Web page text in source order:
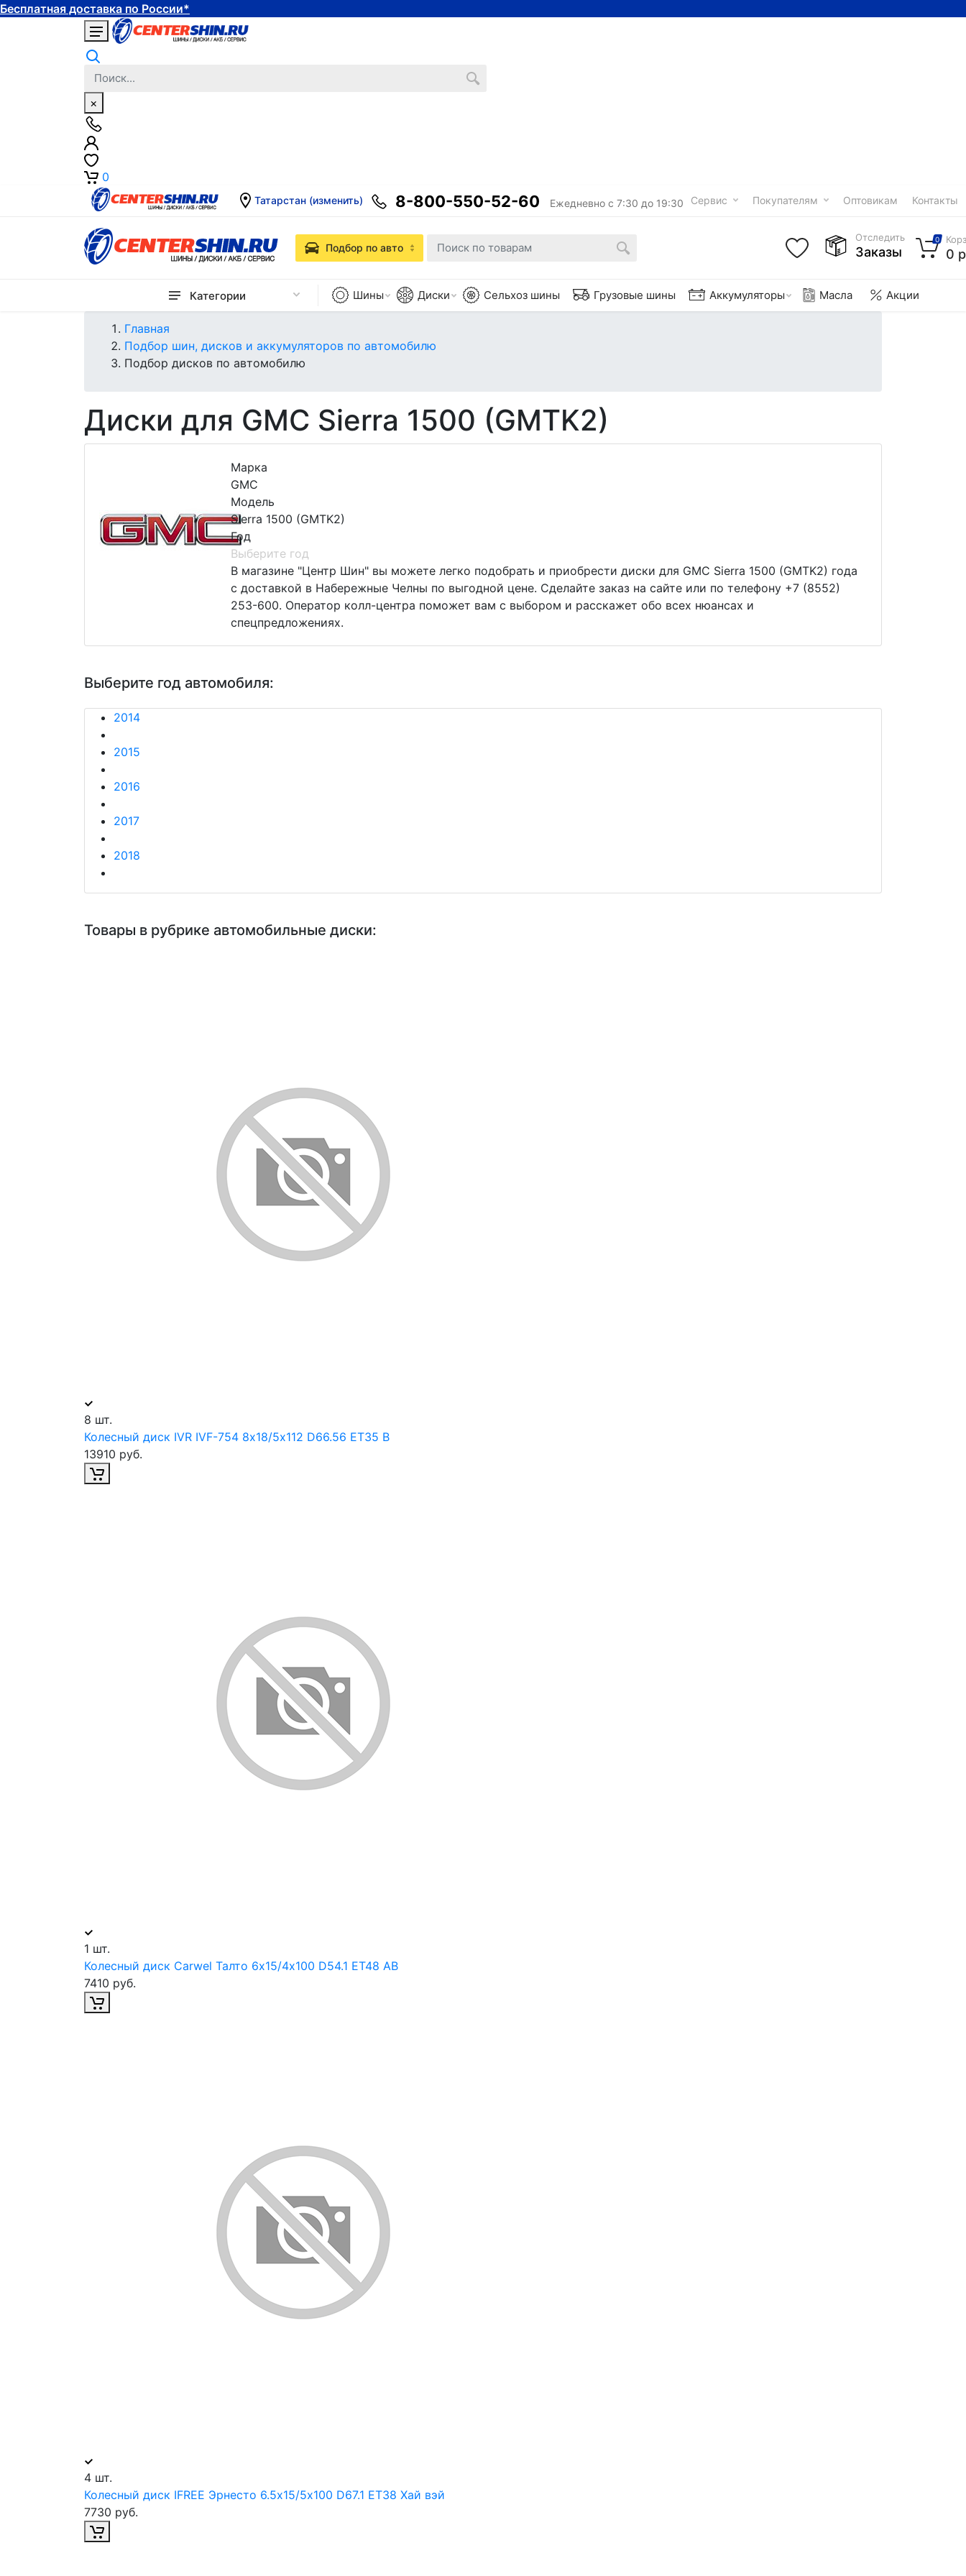
Бесплатная доставка по России*
×
0
Татарстан (изменить) 8-800-550-52-60 Ежедневно с 7:30 до 19:30 Сервис Покупателям Оптовикам Контакты
Категории Шины Диски Сельхоз шины Грузовые шины Аккумуляторы Масла Акции
Подбор по авто
Отследить
Заказы
0
0
Главная
Подбор шин, дисков и аккумуляторов по автомобилю
Подбор дисков по автомобилю
Диски для GMC Sierra 1500 (GMTK2)
Марка
GMC
Модель
Sierra 1500 (GMTK2)
Год
Выберите год
В магазине "Центр Шин" вы можете легко подобрать и приобрести диски для GMC Sierra 1500 (GMTK2) года
с доставкой в Набережные Челны по выгодной цене. Сделайте заказ на сайте или по телефону +7 (8552)
253-600. Оператор колл-центра поможет вам с выбором и расскажет обо всех нюансах и
спецпредложениях.
Выберите год автомобиля:
2014
2015
2016
2017
2018
Товары в рубрике автомобильные диски:
8 шт.
Колесный диск IVR IVF-754 8х18/5х112 D66.56 ET35 B
13910 руб.
1 шт.
Колесный диск Carwel Талто 6х15/4х100 D54.1 ET48 AB
7410 руб.
4 шт.
Колесный диск IFREE Эрнесто 6.5х15/5х100 D67.1 ET38 Хай вэй
7730 руб.